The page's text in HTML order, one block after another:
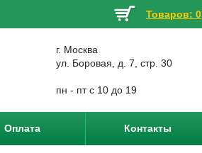
Товаров: 0
г. Москва
ул. Боровая, д. 7, стр. 30
пн - пт с 10 до 19
Оплата Контакты